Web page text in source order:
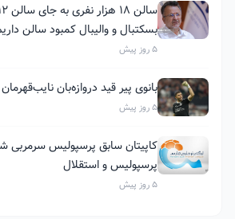
بسکتبال و والیبال کمبود سالن
5 روز پیش
بانوی پیر قید دروازه‌بان
5 روز پیش
کاپیتان سابق پرسپولیس سرمربی
پرسپولیس و استقلال
5 روز پیش